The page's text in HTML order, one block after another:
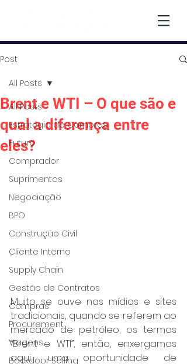
Post
All Posts
Estratégia de Compras
Futuro
Comprador
Suprimentos
Negociação
BPO
Construção Civil
Cliente Interno
Supply Chain
Gestão de Contratos
Compras
Procurement
Viagens
Backdoor Selling
All Posts
Brent e WTI – O que são e
qual a diferença entre
eles?
Muito se ouve nas mídias e sites
tradicionais, quando se referem ao
mercado de petróleo, os termos
“Brent e WTI”, então, enxergamos
aqui, uma oportunidade de